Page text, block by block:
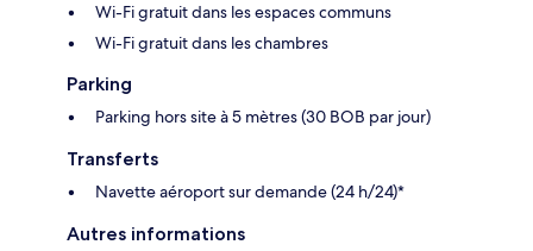
Wi-Fi gratuit dans les espaces communs
Wi-Fi gratuit dans les chambres
Parking
Parking hors site à 5 mètres (30 BOB par jour)
Transferts
Navette aéroport sur demande (24 h/24)*
Autres informations